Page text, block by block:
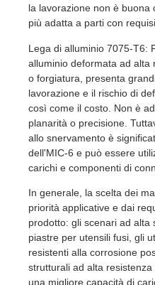
la lavorazione non è buona
più adatta a parti con
Lega di alluminio 7075-T6:
alluminio deformata ad alta
o forgiatura, presenta
lavorazione e il rischio di
così come il costo. Non è
planarità o precisione.
allo snervamento è
dell'MIC-6 e può essere
carichi e componenti di
In generale, la scelta dei
priorità applicative e dai
prodotto: gli scenari ad alta
piastre per utensili fusi, gli
resistenti alla corrosione
strutturali ad alta
una migliore capacità di